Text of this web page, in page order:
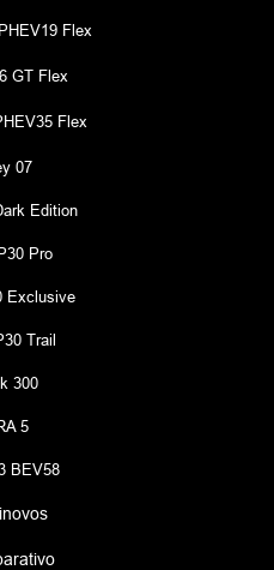
Flex
GT Flex
Flex
07
Edition
Pro
Exclusive
Trail
300
5
BEV58